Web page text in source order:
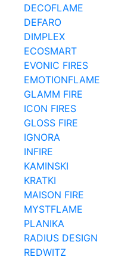
DECOFLAME
DEFARO
DIMPLEX
ECOSMART
EVONIC FIRES
EMOTIONFLAME
GLAMM FIRE
ICON FIRES
GLOSS FIRE
IGNORA
INFIRE
KAMINSKI
KRATKI
MAISON FIRE
MYSTFLAME
PLANIKA
RADIUS DESIGN
REDWITZ